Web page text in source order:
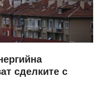
сделките с